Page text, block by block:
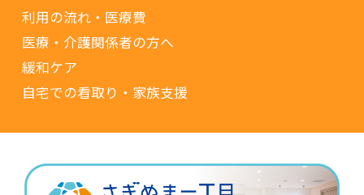
利用の流れ・医療費
医療・介護関係者の方へ
緩和ケア
自宅での看取り・家族支援